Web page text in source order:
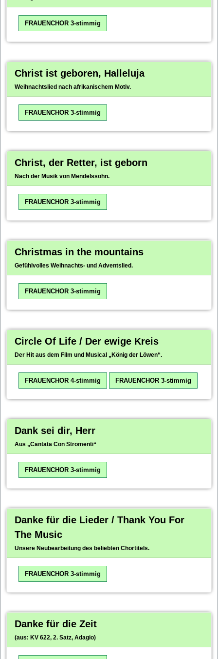
FRAUENCHOR 3-stimmig
Christ ist geboren, Halleluja
Weihnachtslied nach afrikanischem Motiv.
FRAUENCHOR 3-stimmig
Christ, der Retter, ist geborn
Nach der Musik von Mendelssohn.
FRAUENCHOR 3-stimmig
Christmas in the mountains
Gefühlvolles Weihnachts- und Adventslied.
FRAUENCHOR 3-stimmig
Circle Of Life / Der ewige Kreis
Der Hit aus dem Film und Musical „König der Löwen“.
FRAUENCHOR 4-stimmig FRAUENCHOR 3-stimmig
Dank sei dir, Herr
Aus „Cantata Con Stromenti“
FRAUENCHOR 3-stimmig
Danke für die Lieder / Thank You For
The Music
Unsere Neubearbeitung des beliebten Chortitels.
FRAUENCHOR 3-stimmig
Danke für die Zeit
(aus: KV 622, 2. Satz, Adagio)